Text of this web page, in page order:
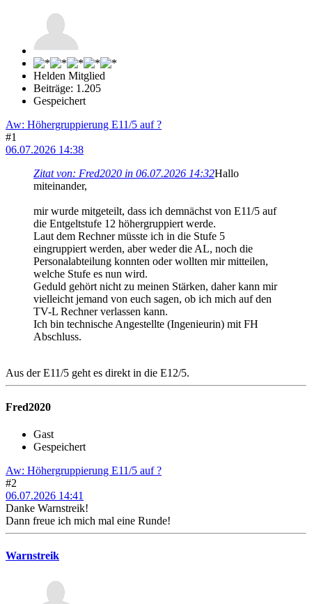
Helden Mitglied
Beiträge: 1.205
Gespeichert
Aw: Höhergruppierung E11/5 auf ?
#1
06.07.2026 14:38
Zitat von: Fred2020 in 06.07.2026 14:32Hallo
miteinander,
mir wurde mitgeteilt, dass ich demnächst von E11/5 auf
die Entgeltstufe 12 höhergruppiert werde.
Laut dem Rechner müsste ich in die Stufe 5
eingruppiert werden, aber weder die AL, noch die
Personalabteilung konnten oder wollten mir mitteilen,
welche Stufe es nun wird.
Geduld gehört nicht zu meinen Stärken, daher kann mir
vielleicht jemand von euch sagen, ob ich mich auf den
TV-L Rechner verlassen kann.
Ich bin technische Angestellte (Ingenieurin) mit FH
Abschluss.
Aus der E11/5 geht es direkt in die E12/5.
Fred2020
Gast
Gespeichert
Aw: Höhergruppierung E11/5 auf ?
#2
06.07.2026 14:41
Danke Warnstreik!
Dann freue ich mich mal eine Runde!
Warnstreik